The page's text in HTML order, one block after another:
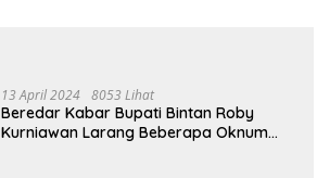
13 April 2024 8053 Lihat
Beredar Kabar Bupati Bintan Roby
Kurniawan Larang Beberapa Oknum